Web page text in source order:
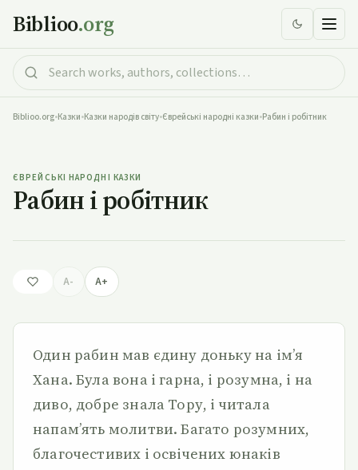
Biblioo.org
Biblioo.org•Казки•Казки народів світу•Єврейські народні казки•Рабин і робітник
ЄВРЕЙСЬКІ НАРОДНІ КАЗКИ
Рабин і робітник
A- A+
Один рабин мав єдину доньку на ім’я
Хана. Була вона і гарна, і розумна, і на
диво, добре знала Тору, і читала
напам’ять молитви. Багато розумних,
благочестивих і освічених юнаків